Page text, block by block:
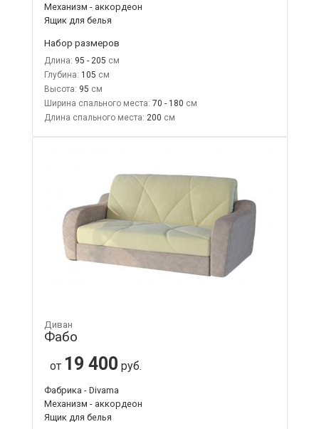
Механизм - аккордеон
Ящик для белья
Набор размеров
Длина: 95 - 205
Глубина: 105
Высота: 95
Ширина спального места: 70 - 180
Длина спального места: 200
Диван
Фабо
от 19 400 руб.
Фабрика - Divama
Механизм - аккордеон
Ящик для белья